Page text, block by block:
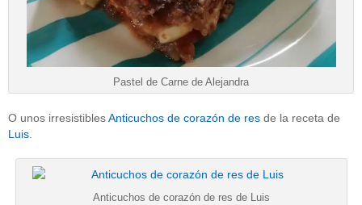
Pastel de Carne de Alejandra
O unos irresistiblesAnticuchos de corazón de res de la receta de
Luis.
Anticuchos de corazón de res de Luis